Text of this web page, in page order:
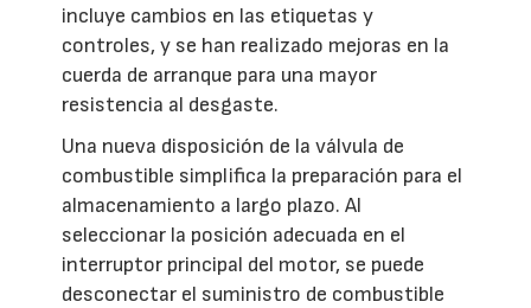
incluye cambios en las etiquetas y
controles, y se han realizado mejoras en la
cuerda de arranque para una mayor
resistencia al desgaste.
Una nueva disposición de la válvula de
combustible simplifica la preparación para el
almacenamiento a largo plazo. Al
seleccionar la posición adecuada en el
interruptor principal del motor, se puede
desconectar el suministro de combustible